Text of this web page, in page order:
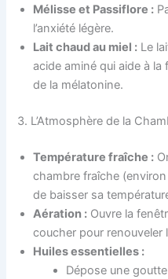
Mélisse et Passiflore :
l’anxiété légère.
Lait chaud au miel : Le
acide aminé qui aide à
de la mélatonine.
3. L’Atmosphère de la
Température fraîche :
chambre fraîche
de baisser sa
Aération : Ouvre la
coucher pour renouveler
Huiles essentielles :
Dépose une